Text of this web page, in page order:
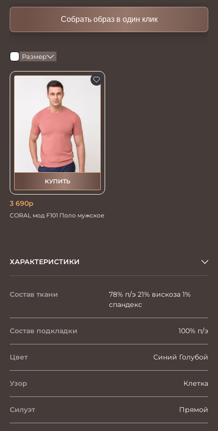
Собрать образ в один клик
Размер
КУПИТЬ
3 690р
CORAL мод F101 Поло мужское
ХАРАКТЕРИСТИКИ
Состав ткани
78% п/э 21% вискоза 1%
спандекс
Состав подкладки 100% п/э
Цвет Синий Голубой
Узор Клетка
Силуэт Прямой